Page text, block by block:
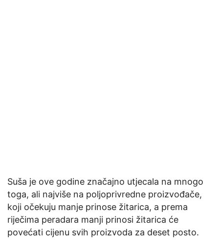
Suša je ove godine značajno utjecala na mnogo
toga, ali najviše na poljoprivredne proizvođače,
koji očekuju manje prinose žitarica, a prema
riječima peradara manji prinosi žitarica će
povećati cijenu svih proizvoda za deset posto.